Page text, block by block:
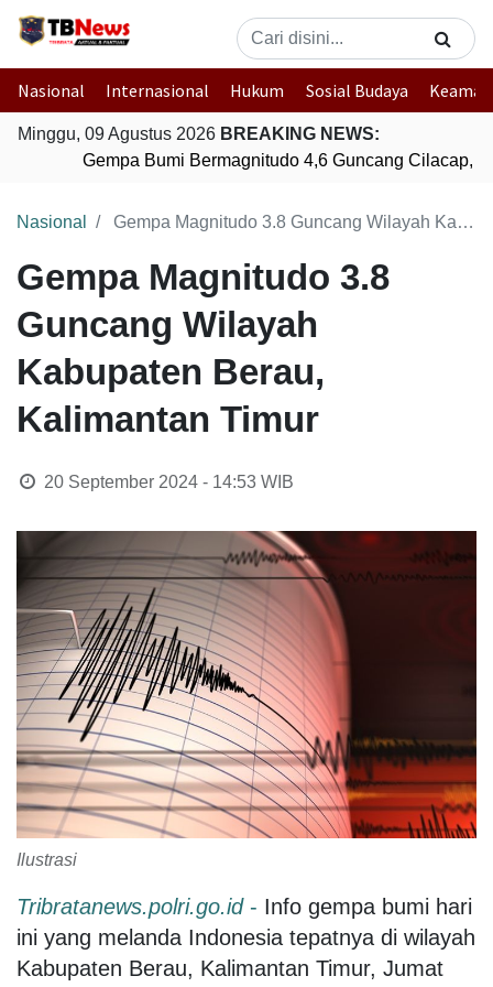
Nasional Internasional Hukum Sosial Budaya
Minggu, 09 Agustus 2026 BREAKING NEWS:
Gempa Bumi Bermagnitudo 4,6 Guncang Cilacap,
Nasional Gempa Magnitudo 3.8 Guncang Wilayah Kabupaten Berau, Kalimantan Timur
Gempa Magnitudo 3.8
Guncang Wilayah
Kabupaten Berau,
Kalimantan Timur
20 September 2024 - 14:53WIB
Ilustrasi
Tribratanews.polri.go.id- Info gempa bumi hari
ini yang melanda Indonesia tepatnya di wilayah
Kabupaten Berau, Kalimantan Timur, Jumat